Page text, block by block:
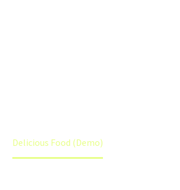
Delicious Food (Demo)